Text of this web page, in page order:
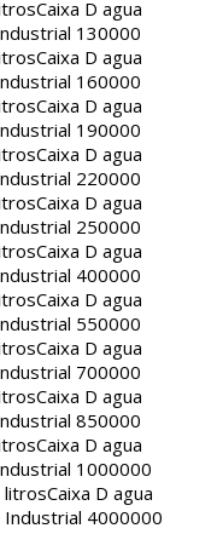
Caixa D agua
130000
Caixa D agua
160000
Caixa D agua
190000
Caixa D agua
220000
Caixa D agua
250000
Caixa D agua
400000
Caixa D agua
550000
Caixa D agua
700000
Caixa D agua
850000
Caixa D agua
1000000
litrosCaixa D agua
Industrial 4000000